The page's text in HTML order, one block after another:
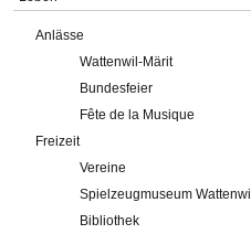
Anlässe
Wattenwil-Märit
Bundesfeier
Fête de la Musique
Freizeit
Vereine
Spielzeugmuseum Wattenwil
Bibliothek